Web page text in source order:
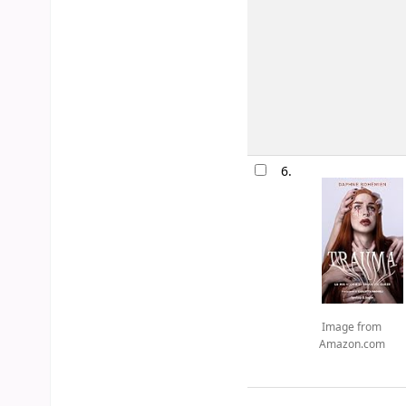
6.
Image from
Amazon.com